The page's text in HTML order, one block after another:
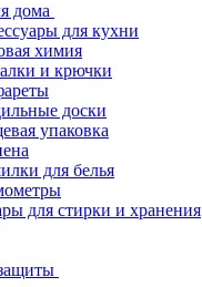
дома
для кухни
химия
и крючки
доски
упаковка
для белья
для стирки и хранения